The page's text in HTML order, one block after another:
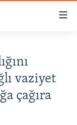
vaziyet
çağıra